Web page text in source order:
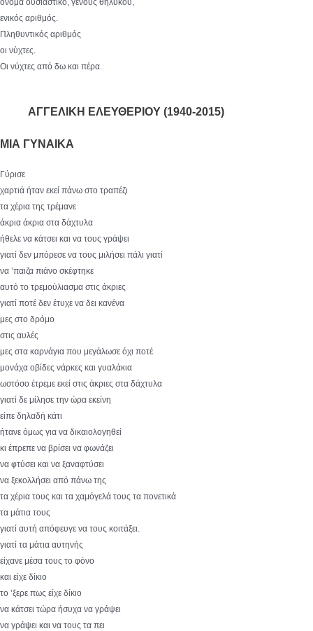
όνομα ουσιαστικό, γένους θηλυκού,
ενικός αριθμός.
Πληθυντικός αριθμός
οι νύχτες.
Οι νύχτες από δω και πέρα.
ΑΓΓΕΛΙΚΗ ΕΛΕΥΘΕΡΙΟΥ (1940-2015)
ΜΙΑ ΓΥΝΑΙΚΑ
Γύρισε
χαρτιά ήταν εκεί πάνω στο τραπέζι
τα χέρια της τρέμανε
άκρια άκρια στα δάχτυλα
ήθελε να κάτσει και να τους γράψει
γιατί δεν μπόρεσε να τους μιλήσει πάλι γιατί
να ’παιζα πιάνο σκέφτηκε
αυτό το τρεμούλιασμα στις άκριες
γιατί ποτέ δεν έτυχε να δει κανένα
μες στο δρόμο
στις αυλές
μες στα καρνάγια που μεγάλωσε όχι ποτέ
μονάχα οβίδες νάρκες και γυαλάκια
ωστόσο έτρεμε εκεί στις άκριες στα δάχτυλα
γιατί δε μίλησε την ώρα εκείνη
είπε δηλαδή κάτι
ήτανε όμως για να δικαιολογηθεί
κι έπρεπε να βρίσει να φωνάζει
να φτύσει και να ξαναφτύσει
να ξεκολλήσει από πάνω της
τα χέρια τους και τα χαμόγελά τους τα πονετικά
τα μάτια τους
γιατί αυτή απόφευγε να τους κοιτάξει.
γιατί τα μάτια αυτηνής
είχανε μέσα τους το φόνο
και είχε δίκιο
το ’ξερε πως είχε δίκιο
να κάτσει τώρα ήσυχα να γράψει
να γράψει και να τους τα πει